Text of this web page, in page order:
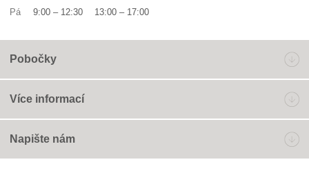
Pá
9:00 – 12:30 13:00 – 17:00
Pobočky
Více informací
Napište nám